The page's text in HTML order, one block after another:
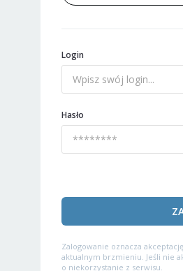
Login
Hasło
Zalogowanie oznacza akceptację
aktualnym brzmieniu. Jeśli nie
o niekorzystanie z serwisu.